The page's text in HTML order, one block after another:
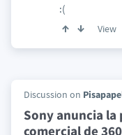
:(
View
Discussion on
Sony anuncia
comercial de